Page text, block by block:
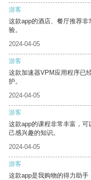
游客
这款app的酒店、餐厅推荐
验。
2024-04-05
游客
这款加速器VPM应用程序已
护。
2024-04-05
游客
这款app的课程非常丰富，
己感兴趣的知识。
2024-04-05
游客
这款app是我购物的得力助